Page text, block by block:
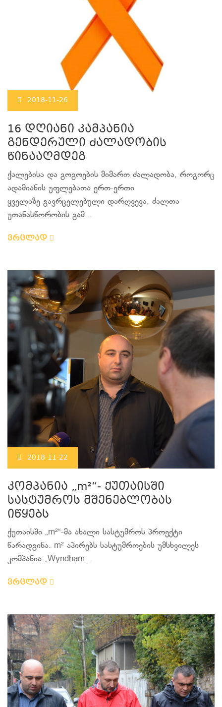
2018-11-26
16 დღიანი კამპანია
გენდერული ძალადობის
წინააღმდეგ
ქალებისა და გოგოების მიმართ ძალადობა, როგორც
ადამიანის უფლებათა ერთ-ერთი
ყველაზე გავრცელებული დარღვევა, ძალთა
უთანასწორობის გამ...
ვრცლად
2018-11-22
კომპანია „m²“- ქუთაისში
სასტუმროს მშენებლობას
იწყებს
ქუთაისში „m²“-მა ახალი სასტუმროს პროექტი
წარადგინა. m² აპირებს სასტუმროების უმსხვილეს
კომპანია „Wyndham...
ვრცლად